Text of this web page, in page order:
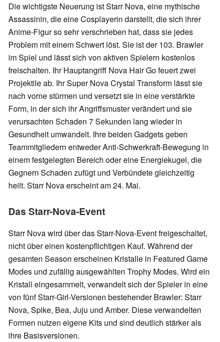
Die wichtigste Neuerung ist Starr Nova, eine mythische
Assassinin, die eine Cosplayerin darstellt, die sich ihrer
Anime-Figur so sehr verschrieben hat, dass sie jedes
Problem mit einem Schwert löst. Sie ist der 103. Brawler
im Spiel und lässt sich von aktiven Spielern kostenlos
freischalten. Ihr Hauptangriff Nova Hair Go feuert zwei
Projektile ab. Ihr Super Nova Crystal Transform lässt sie
nach vorne stürmen und versetzt sie in eine verstärkte
Form, in der sich ihr Angriffsmuster verändert und sie
verursachten Schaden 7 Sekunden lang wieder in
Gesundheit umwandelt. Ihre beiden Gadgets geben
Teammitgliedern entweder Anti-Schwerkraft-Bewegung in
einem festgelegten Bereich oder eine Energiekugel, die
Gegnern Schaden zufügt und Verbündete gleichzeitig
heilt. Starr Nova erscheint am 24. Mai.
Das Starr-Nova-Event
Starr Nova wird über das Starr-Nova-Event freigeschaltet,
nicht über einen kostenpflichtigen Kauf. Während der
gesamten Season erscheinen Kristalle in Featured Game
Modes und zufällig ausgewählten Trophy Modes. Wird ein
Kristall eingesammelt, verwandelt sich der Spieler in eine
von fünf Starr-Girl-Versionen bestehender Brawler: Starr
Nova, Spike, Bea, Juju und Amber. Diese verwandelten
Formen nutzen eigene Kits und sind deutlich stärker als
ihre Basisversionen.